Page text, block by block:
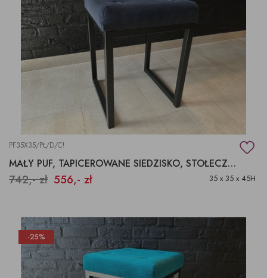
PF35X35/PŁ/D/C!
MAŁY PUF, TAPICEROWANE SIEDZISKO, STOŁECZEK Z MIĘKKIM SIEDZISKIEM
742,- zł 556,- zł 35 x 35 x 45H
-25%